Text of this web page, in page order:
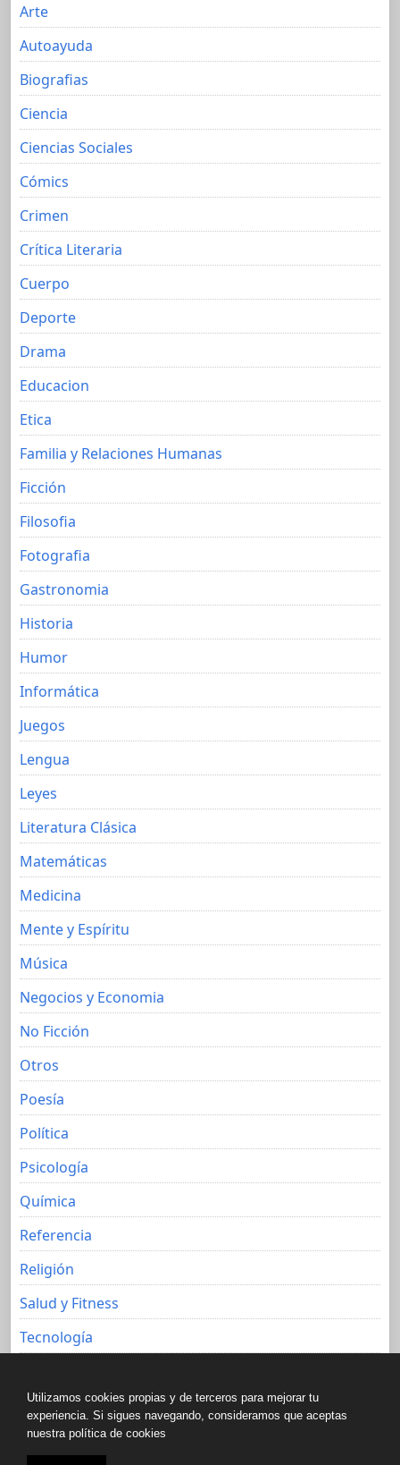
Arte
Autoayuda
Biografias
Ciencia
Ciencias Sociales
Cómics
Crimen
Crítica Literaria
Cuerpo
Deporte
Drama
Educacion
Etica
Familia y Relaciones Humanas
Ficción
Filosofia
Fotografia
Gastronomia
Historia
Humor
Informática
Juegos
Lengua
Leyes
Literatura Clásica
Matemáticas
Medicina
Mente y Espíritu
Música
Negocios y Economia
No Ficción
Otros
Poesía
Política
Psicología
Química
Referencia
Religión
Salud y Fitness
Tecnología
Utilizamos cookies propias y de terceros para mejorar tu
experiencia. Si sigues navegando, consideramos que aceptas
nuestra política de cookies